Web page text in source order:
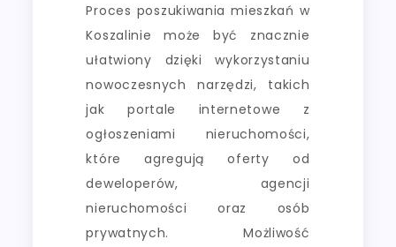
Proces poszukiwania mieszkań w
Koszalinie może być znacznie
ułatwiony dzięki wykorzystaniu
nowoczesnych narzędzi, takich
jak portale internetowe z
ogłoszeniami nieruchomości,
które agregują oferty od
deweloperów, agencji
nieruchomości oraz osób
prywatnych. Możliwość